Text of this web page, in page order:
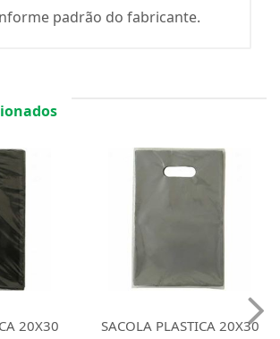
padrão do fabricante.
20X30
SACOLA PLASTICA 20X30